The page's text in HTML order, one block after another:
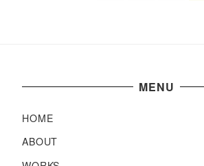
MENU
HOME
ABOUT